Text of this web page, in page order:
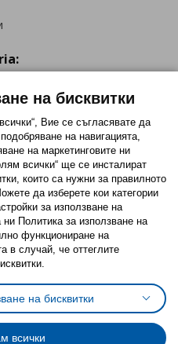
бисквитки (Cookies)
на бисквитки
политика за личните данни
данни на ikea.bg
IKEA Family
на бисквитки
Вие се съгласявате да
на навигацията,
на маркетинговите ни
всички“ ще се инсталират
които са нужни за правилното
да изберете кои категории
за използване на
Политика за използване на
функциониране на
в случай, че оттеглите
на бисквитки
всички